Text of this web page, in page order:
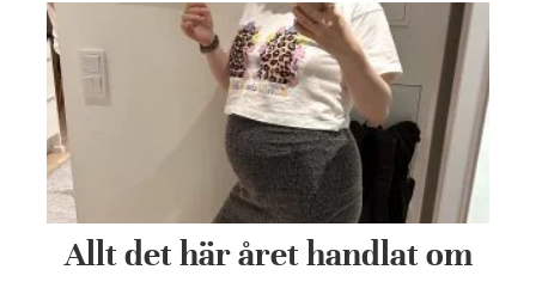
Allt det här året handlat om